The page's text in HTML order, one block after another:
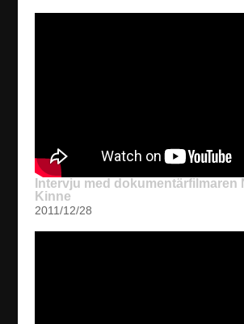
Intervju med dokumentärfilmaren
Kinne
2011/12/28